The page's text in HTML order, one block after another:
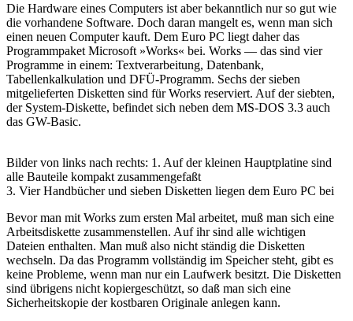
Die Hardware eines Computers ist aber bekanntlich nur so gut wie
die vorhandene Software. Doch daran mangelt es, wenn man sich
einen neuen Computer kauft. Dem Euro PC liegt daher das
Programmpaket Microsoft »Works« bei. Works — das sind vier
Programme in einem: Textverarbeitung, Datenbank,
Tabellenkalkulation und DFÜ-Programm. Sechs der sieben
mitgelieferten Disketten sind für Works reserviert. Auf der siebten,
der System-Diskette, befindet sich neben dem MS-DOS 3.3 auch
das GW-Basic.
Bilder von links nach rechts: 1. Auf der kleinen Hauptplatine sind
alle Bauteile kompakt zusammengefaßt
3. Vier Handbücher und sieben Disketten liegen dem Euro PC bei
Bevor man mit Works zum ersten Mal arbeitet, muß man sich eine
Arbeitsdiskette zusammenstellen. Auf ihr sind alle wichtigen
Dateien enthalten. Man muß also nicht ständig die Disketten
wechseln. Da das Programm vollständig im Speicher steht, gibt es
keine Probleme, wenn man nur ein Laufwerk besitzt. Die Disketten
sind übrigens nicht kopiergeschützt, so daß man sich eine
Sicherheitskopie der kostbaren Originale anlegen kann.